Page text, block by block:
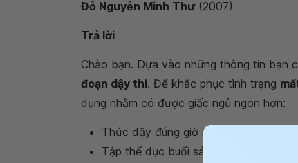
Đỗ Nguyễn Minh Thư(2007)
Trả lời
Chào bạn. Dựa vào những thông tin bạn
đoạn dậy thì. Để khắc phục tình trạng
dụng nhằm có được giấc ngủ ngon hơn:
Thức dậy đúng giờ mỗi ngày.
Tập thể dục buổi sáng đều đặn (có